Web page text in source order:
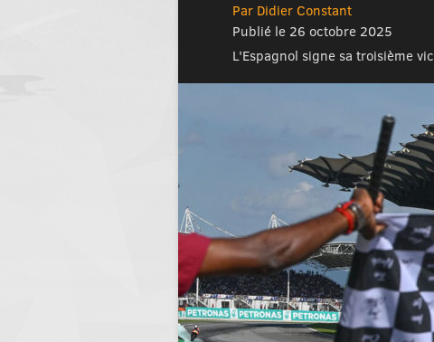
Par Didier Constant
Publié le 26 octobre 2025
L'Espagnol signe sa troisième